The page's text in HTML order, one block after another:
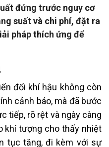
đứng trước nguy cơ
suất và chi phí, đặt ra
pháp thích ứng để
đổi khí hậu không còn
cảnh báo, mà đã bước
tiếp, rõ rệt và ngày càng
khí tượng cho thấy nhiệt
tục tăng, đi kèm với sự